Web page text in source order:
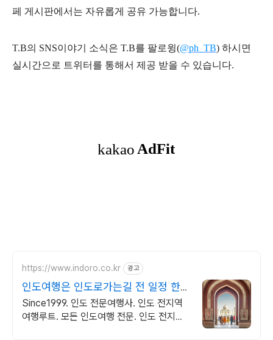
페 게시판에서는 자유롭게 공유 가능합니다.
T.B의 SNS이야기 소식은 T.B를 팔로윙(@ph_TB) 하시면
실시간으로 트위터를 통해서 제공 받을 수 있습니다.
https://www.indoro.co.kr 광고
인도여행은 인도로가는길 전 일정 한국
인 인솔자 동행
Since1999. 인도 전문여행사. 인도 전지역
여행루트. 모든 인도여행 전문. 인도 전지역